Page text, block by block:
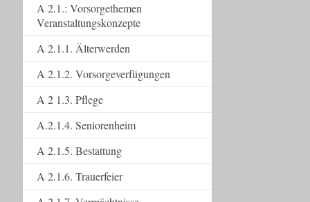
A 2.1.: Vorsorgethemen
Veranstaltungskonzepte
A 2.1.1. Älterwerden
A 2.1.2. Vorsorgeverfügungen
A 2 1.3. Pflege
A.2.1.4. Seniorenheim
A 2.1.5. Bestattung
A 2.1.6. Trauerfeier